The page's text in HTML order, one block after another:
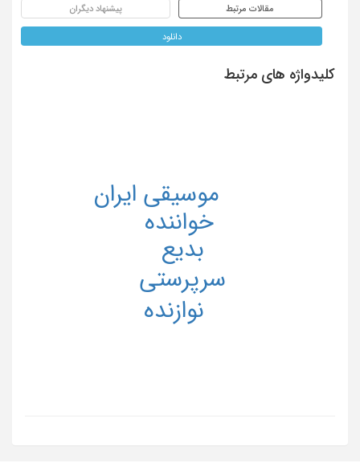
مقالات مرتبط پیشنهاد دیگران
دانلود
کلیدواژه های مرتبط
بدیع
خواننده
سرپرستی
موسیقی ایران
نوازنده